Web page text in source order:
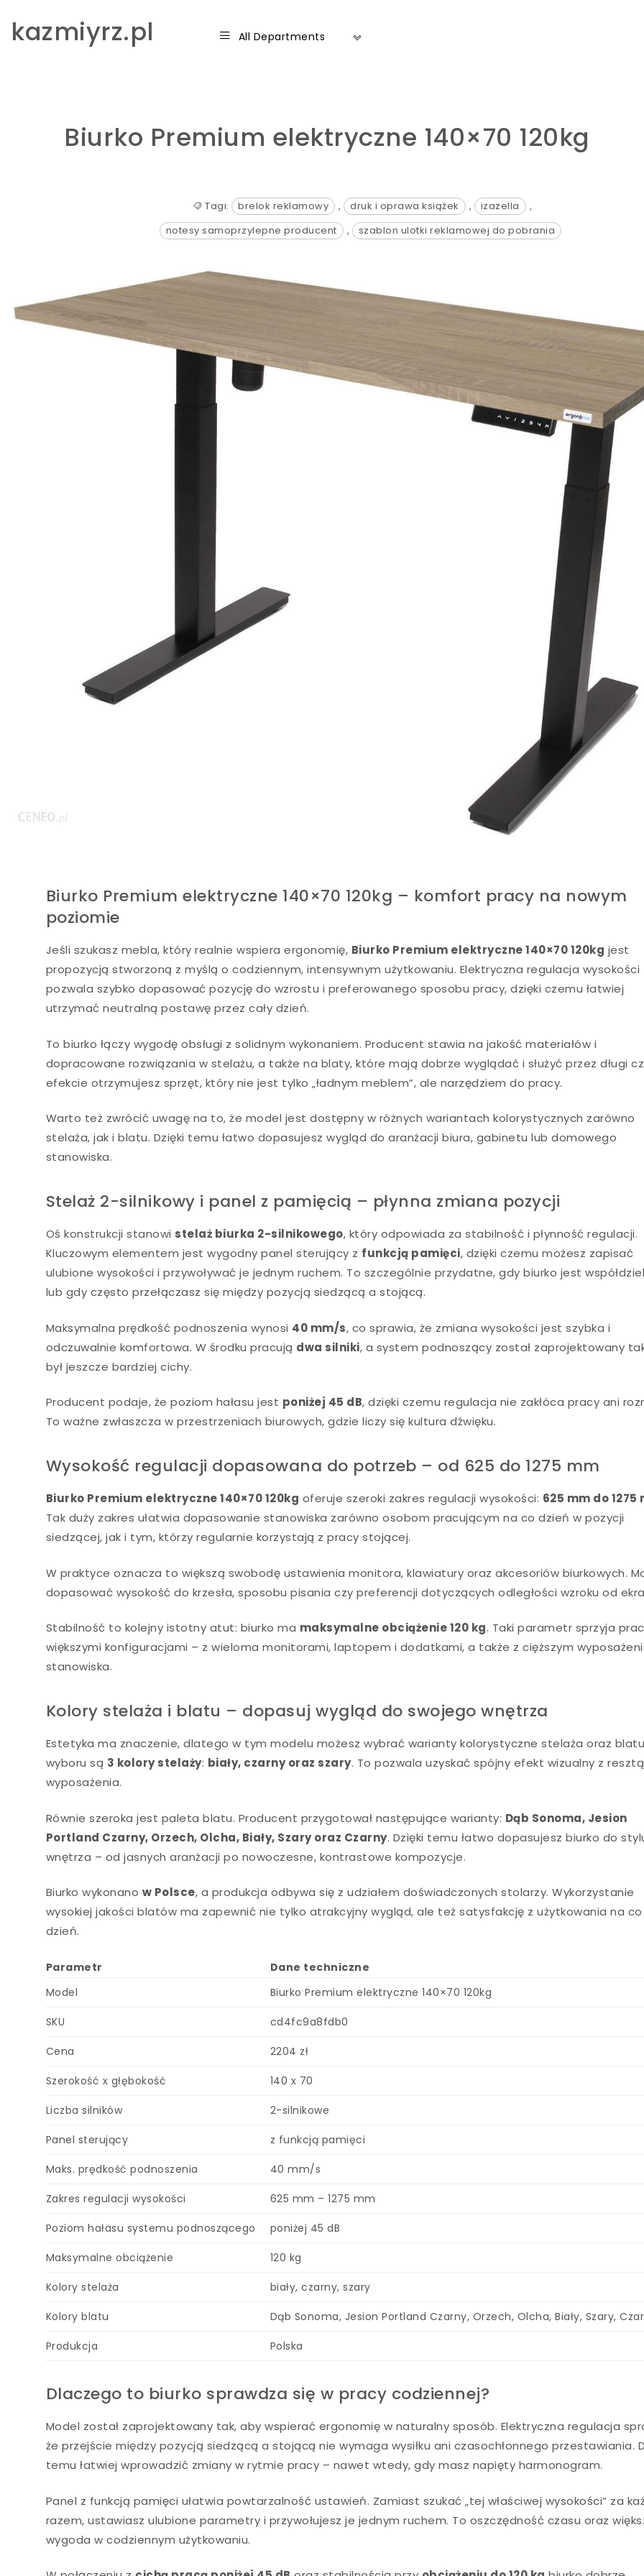
kazmiyrz.pl All Departments
Biurko Premium elektryczne 140×70 120kg
Tagi: brelok reklamowy , druk i oprawa książek , izazella
,
notesy samoprzylepne producent
, szablon ulotki reklamowej do pobrania
Biurko Premium elektryczne 140×70 120kg – komfort pracy na nowym
poziomie
Jeśli szukasz mebla, który realnie wspiera ergonomię, Biurko Premium elektryczne 140×70 120kg jest
propozycją stworzoną z myślą o codziennym, intensywnym użytkowaniu. Elektryczna regulacja wysokości
pozwala szybko dopasować pozycję do wzrostu i preferowanego sposobu pracy, dzięki czemu łatwiej
utrzymać neutralną postawę przez cały dzień.
To biurko łączy wygodę obsługi z solidnym wykonaniem. Producent stawia na jakość materiałów i
dopracowane rozwiązania w stelażu, a także na blaty, które mają dobrze wyglądać i służyć przez długi
efekcie otrzymujesz sprzęt, który nie jest tylko „ładnym meblem”, ale narzędziem do pracy.
Warto też zwrócić uwagę na to, że model jest dostępny w różnych wariantach kolorystycznych zarówno
stelaża, jak i blatu. Dzięki temu łatwo dopasujesz wygląd do aranżacji biura, gabinetu lub domowego
stanowiska.
Stelaż 2-silnikowy i panel z pamięcią – płynna zmiana pozycji
Oś konstrukcji stanowi stelaż biurka 2-silnikowego, który odpowiada za stabilność i płynność regulacji.
Kluczowym elementem jest wygodny panel sterujący z funkcją pamięci, dzięki czemu możesz zapisać
ulubione wysokości i przywoływać je jednym ruchem. To szczególnie przydatne, gdy biurko jest
lub gdy często przełączasz się między pozycją siedzącą a stojącą.
Maksymalna prędkość podnoszenia wynosi 40 mm/s, co sprawia, że zmiana wysokości jest szybka i
odczuwalnie komfortowa. W środku pracują dwa silniki, a system podnoszący został zaprojektowany
był jeszcze bardziej cichy.
Producent podaje, że poziom hałasu jest poniżej 45 dB, dzięki czemu regulacja nie zakłóca pracy ani
To ważne zwłaszcza w przestrzeniach biurowych, gdzie liczy się kultura dźwięku.
Wysokość regulacji dopasowana do potrzeb – od 625 do 1275 mm
Biurko Premium elektryczne 140×70 120kg oferuje szeroki zakres regulacji wysokości: 625 mm do 1275
Tak duży zakres ułatwia dopasowanie stanowiska zarówno osobom pracującym na co dzień w pozycji
siedzącej, jak i tym, którzy regularnie korzystają z pracy stojącej.
W praktyce oznacza to większą swobodę ustawienia monitora, klawiatury oraz akcesoriów biurkowych.
dopasować wysokość do krzesła, sposobu pisania czy preferencji dotyczących odległości wzroku od
Stabilność to kolejny istotny atut: biurko ma maksymalne obciążenie 120 kg. Taki parametr sprzyja
większymi konfiguracjami – z wieloma monitorami, laptopem i dodatkami, a także z cięższym
stanowiska.
Kolory stelaża i blatu – dopasuj wygląd do swojego wnętrza
Estetyka ma znaczenie, dlatego w tym modelu możesz wybrać warianty kolorystyczne stelaża oraz
wyboru są 3 kolory stelaży: biały, czarny oraz szary. To pozwala uzyskać spójny efekt wizualny z resztą
wyposażenia.
Równie szeroka jest paleta blatu. Producent przygotował następujące warianty: Dąb Sonoma, Jesion
Portland Czarny, Orzech, Olcha, Biały, Szary oraz Czarny. Dzięki temu łatwo dopasujesz biurko do
wnętrza – od jasnych aranżacji po nowoczesne, kontrastowe kompozycje.
Biurko wykonano w Polsce, a produkcja odbywa się z udziałem doświadczonych stolarzy. Wykorzystanie
wysokiej jakości blatów ma zapewnić nie tylko atrakcyjny wygląd, ale też satysfakcję z użytkowania na co
dzień.
Parametr
Dane techniczne
Model
Biurko Premium elektryczne 140×70 120kg
SKU cd4fc9a8fdb0
Cena 2204 zł
Szerokość x głębokość 140 x 70
Liczba silników 2-silnikowe
Panel sterujący z funkcją pamięci
Maks. prędkość podnoszenia 40 mm/s
Zakres regulacji wysokości 625 mm – 1275 mm
Poziom hałasu systemu podnoszącego poniżej 45 dB
Maksymalne obciążenie 120 kg
Kolory stelaża biały, czarny, szary
Kolory blatu Dąb Sonoma, Jesion Portland Czarny, Orzech, Olcha, Biały, Szary,
Produkcja Polska
Dlaczego to biurko sprawdza się w pracy codziennej?
Model został zaprojektowany tak, aby wspierać ergonomię w naturalny sposób. Elektryczna regulacja
że przejście między pozycją siedzącą a stojącą nie wymaga wysiłku ani czasochłonnego przestawiania.
temu łatwiej wprowadzić zmiany w rytmie pracy – nawet wtedy, gdy masz napięty harmonogram.
Panel z funkcją pamięci ułatwia powtarzalność ustawień. Zamiast szukać „tej właściwej wysokości” za
razem, ustawiasz ulubione parametry i przywołujesz je jednym ruchem. To oszczędność czasu oraz
wygoda w codziennym użytkowaniu.